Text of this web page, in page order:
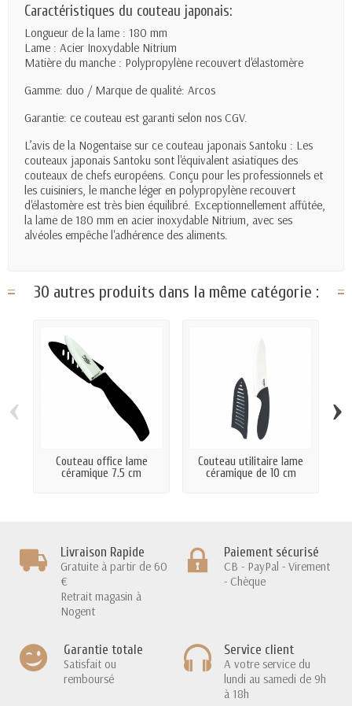
Caractéristiques du couteau japonais:
Longueur de la lame : 180 mm
Lame : Acier Inoxydable Nitrium
Matière du manche : Polypropylène recouvert d'élastomère
Gamme: duo / Marque de qualité: Arcos
Garantie: ce couteau est garanti selon nos CGV.
L’avis de la Nogentaise sur ce couteau japonais Santoku : Les
couteaux japonais Santoku sont l'équivalent asiatiques des
couteaux de chefs européens. Conçu pour les professionnels et
les cuisiniers, le manche léger en polypropylène recouvert
d'élastomère est très bien équilibré. Exceptionnellement affûtée,
la lame de 180 mm en acier inoxydable Nitrium, avec ses
alvéoles empêche l'adhérence des aliments.
30 autres produits dans la même catégorie :
Couteau office lame
céramique 7.5 cm
Couteau utilitaire lame
céramique de 10 cm
‹ ›
Livraison Rapide
Gratuite à partir de 60
€
Retrait magasin à
Nogent
Paiement sécurisé
CB - PayPal - Virement
- Chèque
Garantie totale
Satisfait ou
remboursé
Service client
A votre service du
lundi au samedi de 9h
à 18h